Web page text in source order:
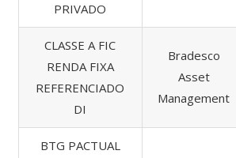
PRIVADO
CLASSE A FIC
RENDA FIXA
REFERENCIADO
DI
Bradesco
Asset
Management
BTG PACTUAL